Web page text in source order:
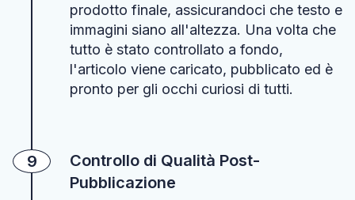
prodotto finale, assicurandoci che testo e
immagini siano all'altezza. Una volta che
tutto è stato controllato a fondo,
l'articolo viene caricato, pubblicato ed è
pronto per gli occhi curiosi di tutti.
Controllo di Qualità Post-
Pubblicazione
9